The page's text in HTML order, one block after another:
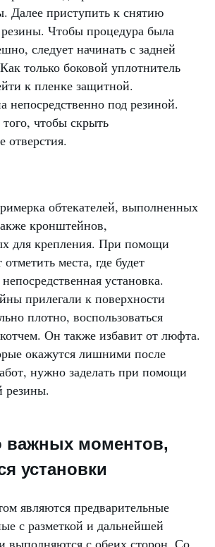
Далее приступить к снятию
Чтобы процедура была
следует начинать с задней
только боковой уплотнитель
к пленке защитной.
непосредственно под резиной.
чтобы скрыть
отверстия.
обтекателей, выполненных
кронштейнов,
для крепления. При помощи
места, где будет
установка.
прилегали к поверхности
плотно, воспользоваться
Он также избавит от люфта.
окажутся лишними после
нужно заделать при помощи
резины.
важных моментов,
установки
являются предварительные
с разметкой и дальнейшей
выполняются с обеих сторон. Со